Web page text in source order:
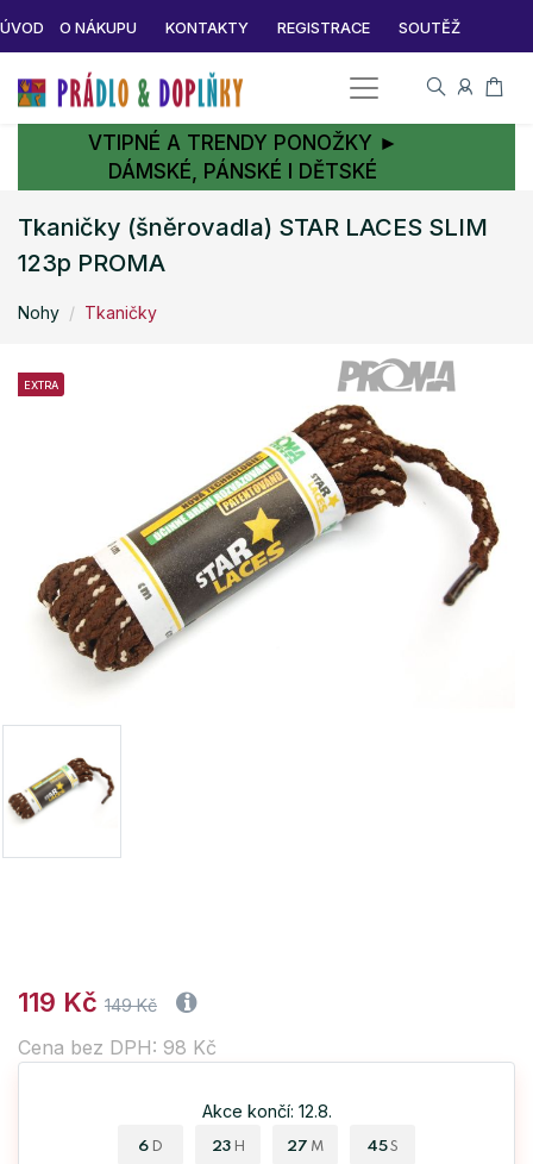
ÚVOD O NÁKUPU KONTAKTY REGISTRACE SOUTĚŽ
VTIPNÉ A TRENDY PONOŽKY ►
DÁMSKÉ, PÁNSKÉ I DĚTSKÉ
Tkaničky (šněrovadla) STAR LACES SLIM
123p PROMA
Nohy Tkaničky
EXTRA
119 Kč 149 Kč
Cena bez DPH: 98 Kč
Akce končí: 12.8.
6 D 23 H 27 M 45S